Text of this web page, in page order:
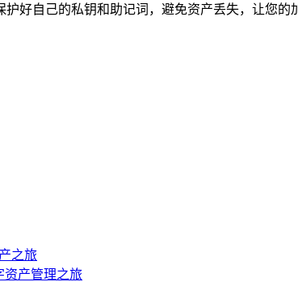
好自己的私钥和助记词，避免资产丢失，让您的
之旅
资产管理之旅